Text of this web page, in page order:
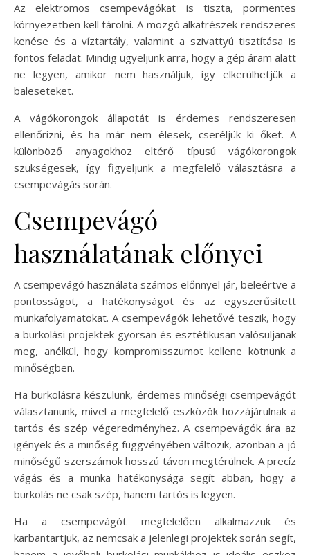
Az elektromos csempevágókat is tiszta, pormentes
környezetben kell tárolni. A mozgó alkatrészek rendszeres
kenése és a víztartály, valamint a szivattyú tisztítása is
fontos feladat. Mindig ügyeljünk arra, hogy a gép áram alatt
ne legyen, amikor nem használjuk, így elkerülhetjük a
baleseteket.
A vágókorongok állapotát is érdemes rendszeresen
ellenőrizni, és ha már nem élesek, cseréljük ki őket. A
különböző anyagokhoz eltérő típusú vágókorongok
szükségesek, így figyeljünk a megfelelő választásra a
csempevágás során.
Csempevágó
használatának előnyei
A csempevágó használata számos előnnyel jár, beleértve a
pontosságot, a hatékonyságot és az egyszerűsített
munkafolyamatokat. A csempevágók lehetővé teszik, hogy
a burkolási projektek gyorsan és esztétikusan valósuljanak
meg, anélkül, hogy kompromisszumot kellene kötnünk a
minőségben.
Ha burkolásra készülünk, érdemes minőségi csempevágót
választanunk, mivel a megfelelő eszközök hozzájárulnak a
tartós és szép végeredményhez. A csempevágók ára az
igények és a minőség függvényében változik, azonban a jó
minőségű szerszámok hosszú távon megtérülnek. A precíz
vágás és a munka hatékonysága segít abban, hogy a
burkolás ne csak szép, hanem tartós is legyen.
Ha a csempevágót megfelelően alkalmazzuk és
karbantartjuk, az nemcsak a jelenlegi projektek során segít,